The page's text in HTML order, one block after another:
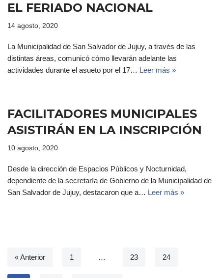
EL FERIADO NACIONAL
14 agosto, 2020
La Municipalidad de San Salvador de Jujuy, a través de las
distintas áreas, comunicó cómo llevarán adelante las
actividades durante el asueto por el 17… Leer más »
FACILITADORES MUNICIPALES
ASISTIRÁN EN LA INSCRIPCIÓN
10 agosto, 2020
Desde la dirección de Espacios Públicos y Nocturnidad,
dependiente de la secretaría de Gobierno de la Municipalidad de
San Salvador de Jujuy, destacaron que a… Leer más »
« Anterior 1 … 23 24